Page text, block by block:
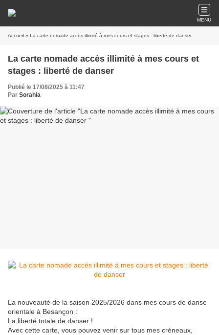
MENU
Accueil » La carte nomade accès illimité à mes cours et stages : liberté de danser
La carte nomade accès illimité à mes cours et
stages : liberté de danser
Publié le 17/08/2025 à 11:47
Par Sorahia
La nouveauté de la saison 2025/2026 dans mes cours de danse
orientale à Besançon :
La liberté totale de danser !
Avec cette carte, vous pouvez venir sur tous mes créneaux,